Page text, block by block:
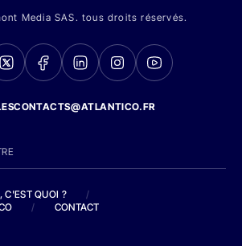
Media SAS. tous droits réservés.
C'EST QUOI ?
/
/ CONTACT